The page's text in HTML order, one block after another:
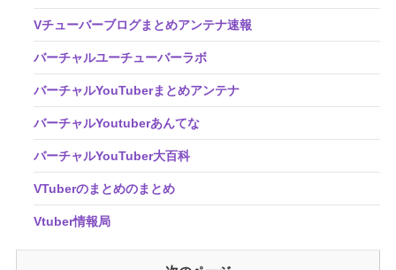
Vチューバーブログまとめアンテナ速報
バーチャルユーチューバーラボ
バーチャルYouTuberまとめアンテナ
バーチャルYoutuberあんてな
バーチャルYouTuber大百科
VTuberのまとめのまとめ
Vtuber情報局